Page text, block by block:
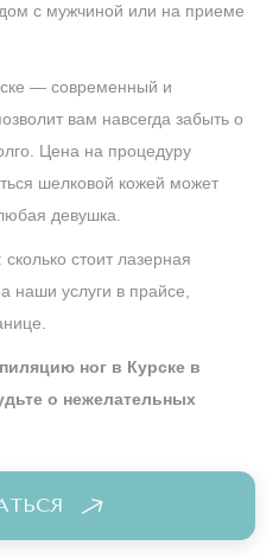
с мужчиной или на приеме
— современный и
вам навсегда забыть о
Цена на процедуру
шелковой кожей может
девушка.
стоит лазерная
наши услуги в прайсе,
ног в Курске в
о нежелательных